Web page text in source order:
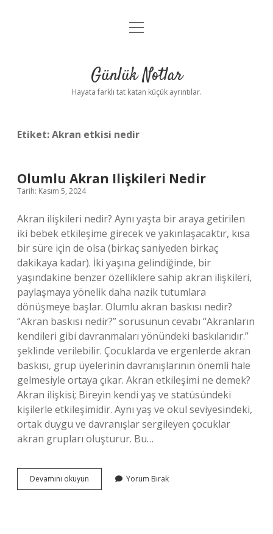
Anasayfa
Yasal Uyarı
menüyü
Günlük Notlar
Hayata farklı tat katan küçük ayrıntılar.
Etiket:Akran etkisi nedir
Olumlu Akran Ilişkileri Nedir
Tarih: Kasım 5, 2024
Akran ilişkileri nedir? Aynı yaşta bir araya getirilen
iki bebek etkileşime girecek ve yakınlaşacaktır, kısa
bir süre için de olsa (birkaç saniyeden birkaç
dakikaya kadar). İki yaşına gelindiğinde, bir
yaşındakine benzer özelliklere sahip akran ilişkileri,
paylaşmaya yönelik daha nazik tutumlara
dönüşmeye başlar. Olumlu akran baskısı nedir?
“Akran baskısı nedir?” sorusunun cevabı “Akranların
kendileri gibi davranmaları yönündeki baskılarıdır.”
şeklinde verilebilir. Çocuklarda ve ergenlerde akran
baskısı, grup üyelerinin davranışlarının önemli hale
gelmesiyle ortaya çıkar. Akran etkileşimi ne demek?
Akran ilişkisi; Bireyin kendi yaş ve statüsündeki
kişilerle etkileşimidir. Aynı yaş ve okul seviyesindeki,
ortak duygu ve davranışlar sergileyen çocuklar
akran grupları oluşturur. Bu…
Devamını okuyun
Akran
Yorum Bırak